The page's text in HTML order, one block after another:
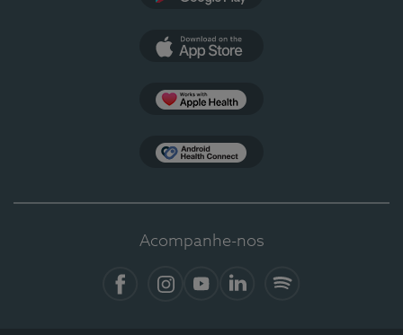
Acompanhe-nos